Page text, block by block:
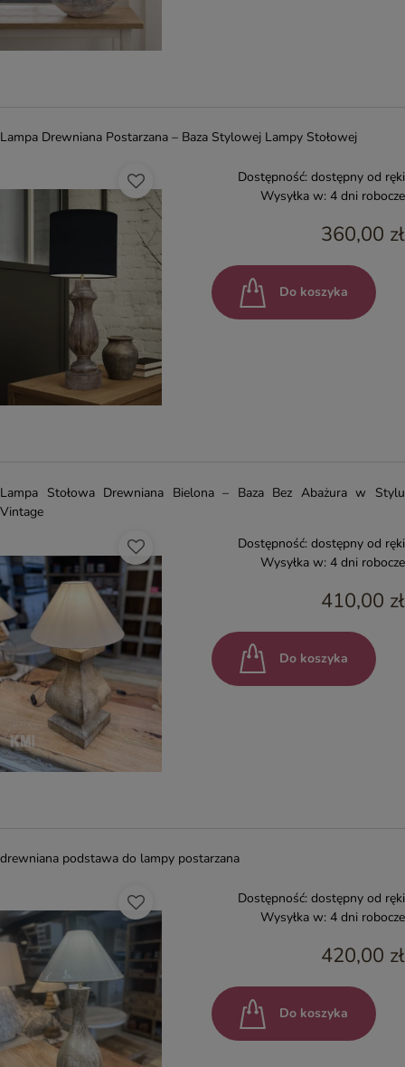
Lampa Drewniana Postarzana – Baza Stylowej Lampy Stołowej
Dostępność: dostępny od ręki
Wysyłka w: 4 dni robocze
360,00 zł
Do koszyka
Lampa Stołowa Drewniana Bielona – Baza Bez Abażura w Stylu
Vintage
Dostępność: dostępny od ręki
Wysyłka w: 4 dni robocze
410,00 zł
Do koszyka
drewniana podstawa do lampy postarzana
Dostępność: dostępny od ręki
Wysyłka w: 4 dni robocze
420,00 zł
Do koszyka